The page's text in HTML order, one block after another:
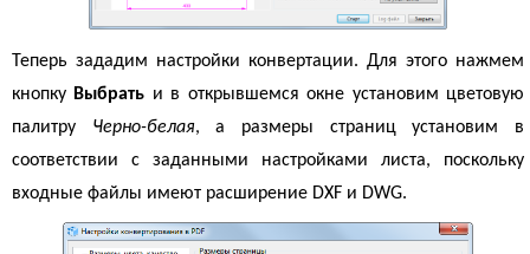
Теперь зададим настройки конвертации. Для этого нажмем
кнопку Выбрать и в открывшемся окне установим цветовую
палитру Черно-белая, а размеры страниц установим в
соответствии с заданными настройками листа, поскольку
входные файлы имеют расширение DXF и DWG.